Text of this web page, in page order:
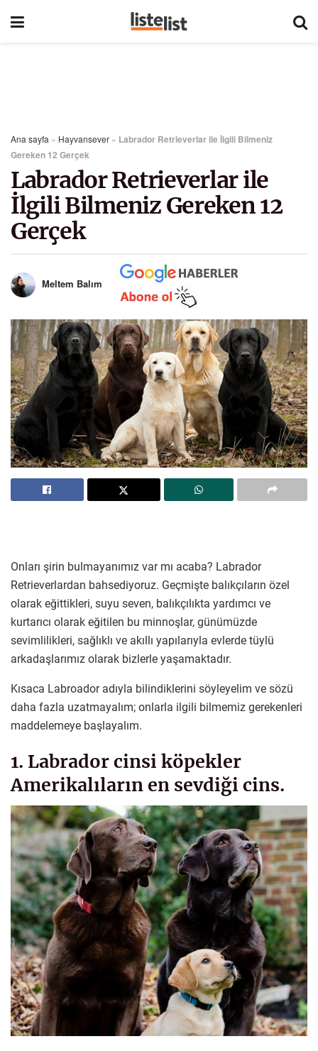
Ana sayfa » Hayvansever » Labrador Retrieverlar ile İlgili Bilmeniz
Gereken 12 Gerçek
Labrador Retrieverlar ile
İlgili Bilmeniz Gereken 12
Gerçek
Meltem Balım
Onları şirin bulmayanımız var mı acaba? Labrador
Retrieverlardan bahsediyoruz. Geçmişte balıkçıların özel
olarak eğittikleri, suyu seven, balıkçılıkta yardımcı ve
kurtarıcı olarak eğitilen bu minnoşlar, günümüzde
sevimlilikleri, sağlıklı ve akıllı yapılarıyla evlerde tüylü
arkadaşlarımız olarak bizlerle yaşamaktadır.
Kısaca Labroador adıyla bilindiklerini söyleyelim ve sözü
daha fazla uzatmayalım; onlarla ilgili bilmemiz gerekenleri
maddelemeye başlayalım.
1. Labrador cinsi köpekler
Amerikalıların en sevdiği cins.